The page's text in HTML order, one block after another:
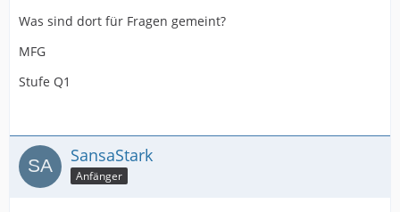
Was sind dort für Fragen gemeint?
MFG
Stufe Q1
SansaStark
Anfänger